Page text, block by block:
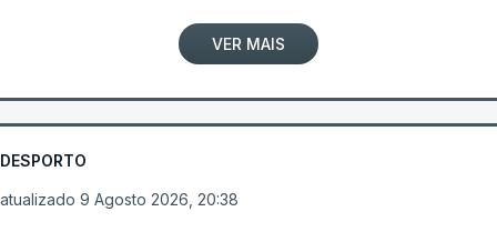
VER MAIS
DESPORTO
atualizado 9 Agosto 2026, 20:38